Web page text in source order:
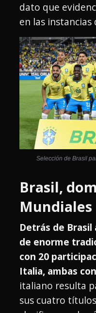
dato que
en las instancias
Selección de Brasil
Brasil,
Mundiales
Detrás de
de enorme
con 20
Italia, ambas
italiano resulta
sus cuatro